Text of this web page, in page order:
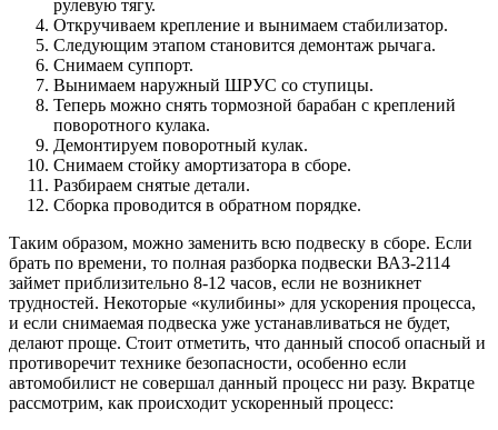
рулевую тягу.
Откручиваем крепление и вынимаем стабилизатор.
Следующим этапом становится демонтаж рычага.
Снимаем суппорт.
Вынимаем наружный ШРУС со ступицы.
Теперь можно снять тормозной барабан с креплений
поворотного кулака.
Демонтируем поворотный кулак.
Снимаем стойку амортизатора в сборе.
Разбираем снятые детали.
Сборка проводится в обратном порядке.
Таким образом, можно заменить всю подвеску в сборе. Если
брать по времени, то полная разборка подвески ВАЗ-2114
займет приблизительно 8-12 часов, если не возникнет
трудностей. Некоторые «кулибины» для ускорения процесса,
и если снимаемая подвеска уже устанавливаться не будет,
делают проще. Стоит отметить, что данный способ опасный и
противоречит технике безопасности, особенно если
автомобилист не совершал данный процесс ни разу. Вкратце
рассмотрим, как происходит ускоренный процесс: